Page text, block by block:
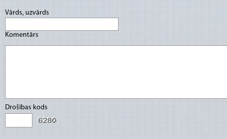
Vārds, uzvārds
Komentārs
Drošības kods